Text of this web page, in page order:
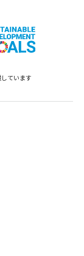
ています